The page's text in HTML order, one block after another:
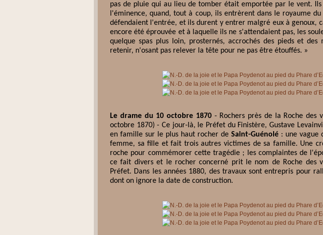
pas de pluie qui au lieu de tomber était emportée par le vent.
l'éminence, quand, tout à coup, ils entrèrent dans le royaume
défendaient l'entrée, et ils durent y entrer malgré eux à genoux,
encore été éprouvée et à laquelle ils ne s'attendaient pas, les
quelque spas plus loin, prosternés, accrochés des pieds et
retenir, n'osant pas relever la tête pour ne pas être étouffés. »
Le drame du 10 octobre 1870- Rochers près de la Roche des
octobre 1870) - Ce jour-là, le Préfet du Finistère, Gustave
en famille sur le plus haut rocher de Saint-Guénolé : une vague
femme, sa fille et fait trois autres victimes de sa famille. Une
roche pour commémorer cette tragédie ; les complaintes de
ce fait divers et le rocher concerné prit le nom de Roche des
Préfet. Dans les années 1880, des travaux sont entrepris pour
dont on ignore la date de construction.